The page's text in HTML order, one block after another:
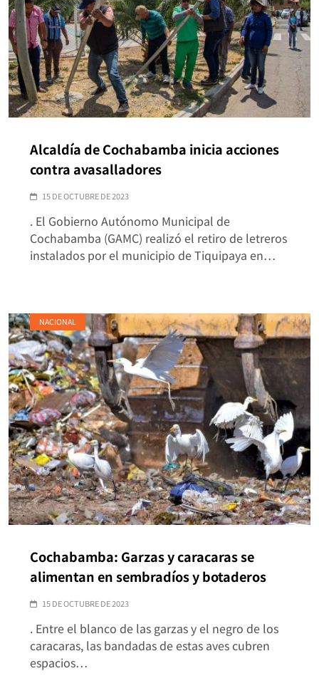
Alcaldía de Cochabamba inicia acciones
contra avasalladores
15 DE OCTUBRE DE 2023
. El Gobierno Autónomo Municipal de
Cochabamba (GAMC) realizó el retiro de letreros
instalados por el municipio de Tiquipaya en…
NACIONAL
Cochabamba: Garzas y caracaras se
alimentan en sembradíos y botaderos
15 DE OCTUBRE DE 2023
. Entre el blanco de las garzas y el negro de los
caracaras, las bandadas de estas aves cubren
espacios…